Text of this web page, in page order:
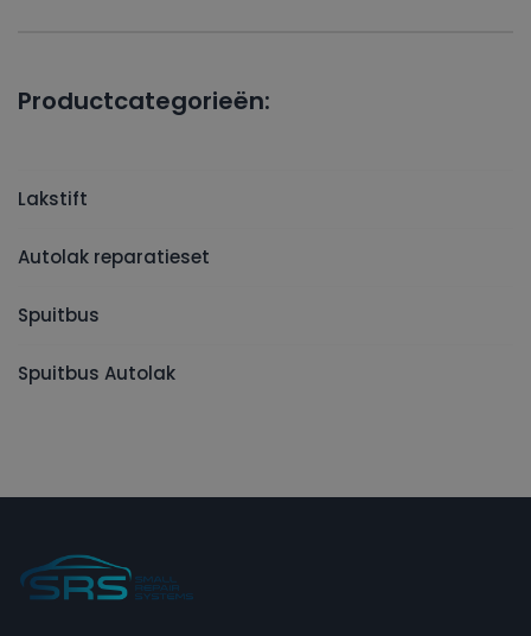
Productcategorieën:
Lakstift
Autolak reparatieset
Spuitbus
Spuitbus Autolak